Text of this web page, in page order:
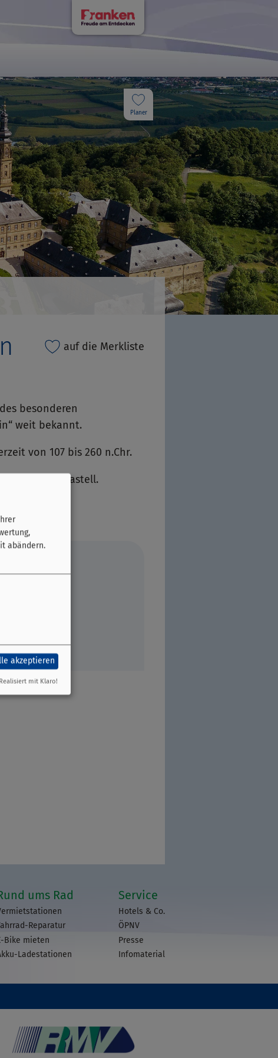
Planer
auf die Merkliste
besonderen
weit bekannt.
von 107 bis 260 n.Chr.
Leben im Kastell.
ums Rad
Reparatur
Bike mieten
Ladestationen
Service
Hotels & Co.
ÖPNV
Presse
Infomaterial
abändern.
akzeptieren
Realisiert mit Klaro!